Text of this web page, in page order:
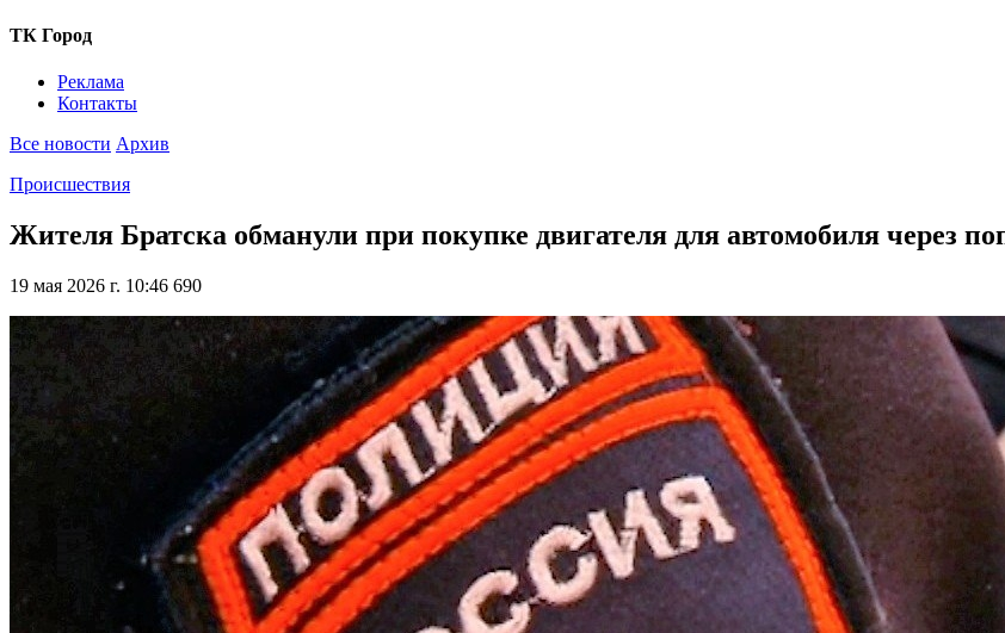
ТК Город
Реклама
Контакты
Все новости Архив
Происшествия
Жителя Братска обманули при покупке двигателя для автомобиля через
19 мая 2026 г. 10:46 690